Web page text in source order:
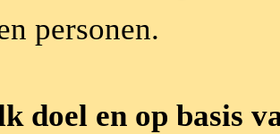
personen.
doel en op basis